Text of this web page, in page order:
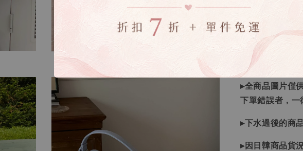
▸商品皆由日本
唷！
▸商品收到後有
▸全商品圖片僅
下單錯誤者，
▸下水過後的商
▸因日韓商品貨